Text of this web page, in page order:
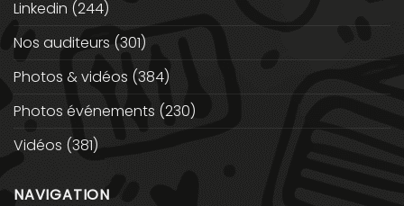
Linkedin (244)
Nos auditeurs (301)
Photos & vidéos (384)
Photos événements (230)
Vidéos (381)
NAVIGATION